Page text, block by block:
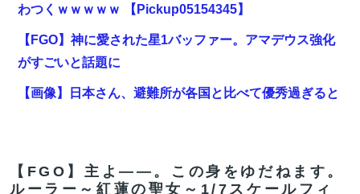
わつくｗｗｗｗｗ 【Pickup05154345】
【FGO】神に愛された星1バッファー。アマデウス強化
がすごいと話題に
【画像】日本さん、避難所が各国と比べて優秀過ぎると
勝負四・五番目（六）と先読み【第48話】決着 配信!!
【FGO】主よ――。この身をゆだねます。
ルーラー～紅蓮の聖女～1/7スケールフィ